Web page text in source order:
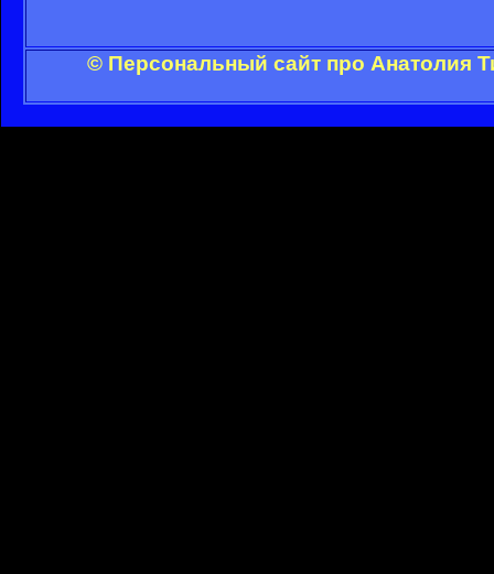
© Персональный сайт про Анатолия